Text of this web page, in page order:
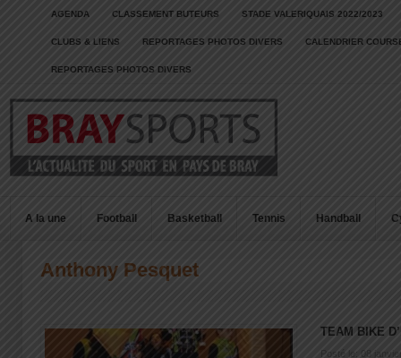
AGENDA CLASSEMENT BUTEURS STADE VALERIQUAIS 2022/2023
CLUBS & LIENS REPORTAGES PHOTOS DIVERS CALENDRIER
REPORTAGES PHOTOS DIVERS
A la une Football Basketball Tennis Handball
Anthony Pesquet
TEAM BIKE
Posté le: 08